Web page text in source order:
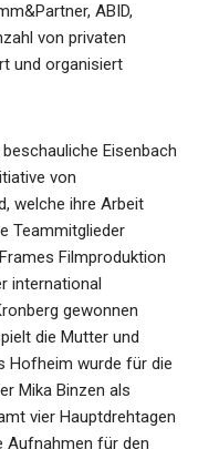
ABID,
von privaten
und organisiert
Eisenbach
von
welche ihre Arbeit
Teammitglieder
Filmproduktion
international
gewonnen
die Mutter und
Hofheim wurde für die
Mika Binzen als
vier Hauptdrehtagen
Aufnahmen für den